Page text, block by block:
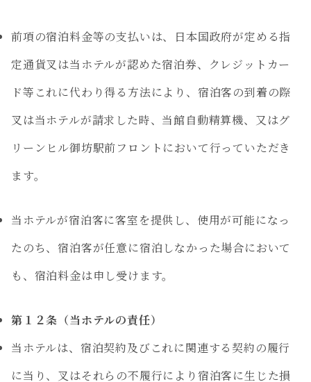
前項の宿泊料金等の支払いは、日本国政府が定める指
定通貨叉は当ホテルが認めた宿泊券、クレジットカー
ド等これに代わり得る方法により、宿泊客の到着の際
叉は当ホテルが請求した時、当館自動精算機、又はグ
リーンヒル御坊駅前フロントにおいて行っていただき
ます。
当ホテルが宿泊客に客室を提供し、使用が可能になっ
たのち、宿泊客が任意に宿泊しなかった場合において
も、宿泊料金は申し受けます。
第１２条（当ホテルの責任）
当ホテルは、宿泊契約及びこれに関連する契約の履行
に当り、叉はそれらの不履行により宿泊客に生じた損